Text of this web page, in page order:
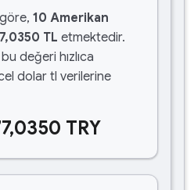
10 Amerikan
TL etmektedir.
değeri hızlıca
dolar tl verilerine
TRY